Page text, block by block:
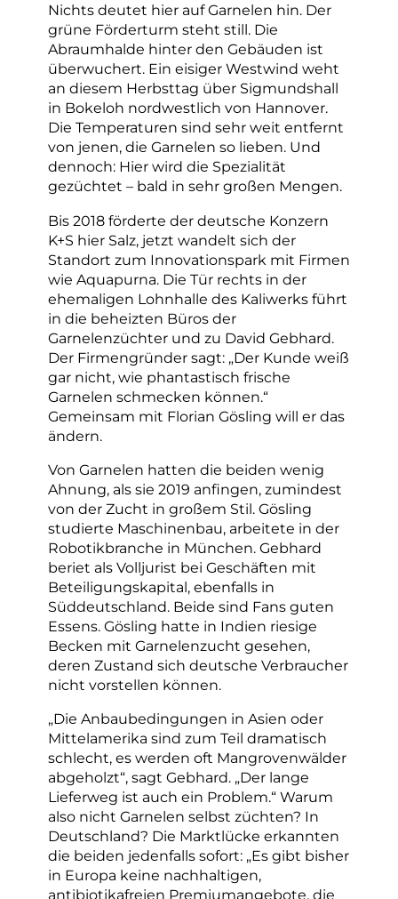
Nichts deutet hier auf Garnelen hin. Der
grüne Förderturm steht still. Die
Abraumhalde hinter den Gebäuden ist
überwuchert. Ein eisiger Westwind weht
an diesem Herbsttag über Sigmundshall
in Bokeloh nordwestlich von Hannover.
Die Temperaturen sind sehr weit entfernt
von jenen, die Garnelen so lieben. Und
dennoch: Hier wird die Spezialität
gezüchtet – bald in sehr großen Mengen.
Bis 2018 förderte der deutsche Konzern
K+S hier Salz, jetzt wandelt sich der
Standort zum Innovationspark mit Firmen
wie Aquapurna. Die Tür rechts in der
ehemaligen Lohnhalle des Kaliwerks führt
in die beheizten Büros der
Garnelenzüchter und zu David Gebhard.
Der Firmengründer sagt: „Der Kunde weiß
gar nicht, wie phantastisch frische
Garnelen schmecken können.“
Gemeinsam mit Florian Gösling will er das
ändern.
Von Garnelen hatten die beiden wenig
Ahnung, als sie 2019 anfingen, zumindest
von der Zucht in großem Stil. Gösling
studierte Maschinenbau, arbeitete in der
Robotikbranche in München. Gebhard
beriet als Volljurist bei Geschäften mit
Beteiligungskapital, ebenfalls in
Süddeutschland. Beide sind Fans guten
Essens. Gösling hatte in Indien riesige
Becken mit Garnelenzucht gesehen,
deren Zustand sich deutsche Verbraucher
nicht vorstellen können.
„Die Anbaubedingungen in Asien oder
Mittelamerika sind zum Teil dramatisch
schlecht, es werden oft Mangrovenwälder
abgeholzt“, sagt Gebhard. „Der lange
Lieferweg ist auch ein Problem.“ Warum
also nicht Garnelen selbst züchten? In
Deutschland? Die Marktlücke erkannten
die beiden jedenfalls sofort: „Es gibt bisher
in Europa keine nachhaltigen,
antibiotikafreien Premiumangebote, die